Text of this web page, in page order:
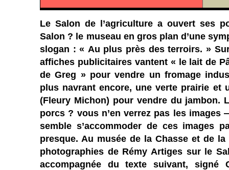
Le Salon de l’agriculture a ouvert ses
Salon ? le museau en gros plan d’une
slogan : « Au plus près des terroirs. »
affiches publicitaires vantent « le lait de
de Greg » pour vendre un fromage
plus navrant encore, une verte prairie et
(Fleury Michon) pour vendre du jambon.
porcs ? vous n’en verrez pas les
semble s’accommoder de ces images
presque. Au musée de la Chasse et de la
photographies de Rémy Artiges sur le
accompagnée du texte suivant, signé